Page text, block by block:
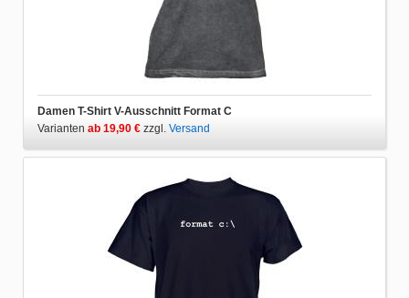
Damen T-Shirt V-Ausschnitt Format C
Varianten ab 19,90 € zzgl. Versand